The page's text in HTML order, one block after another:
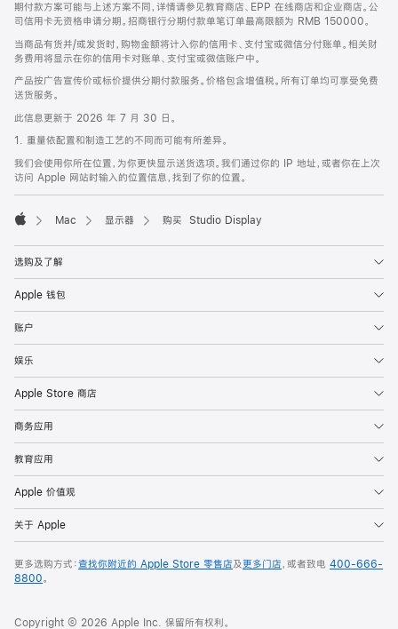
期付款方案可能与上述方案不同，详情请参见教育商店、EPP 在线商店和企业商店。公
司信用卡无资格申请分期。招商银行分期付款单笔订单最高限额为 RMB 150000。
当商品有货并/或发货时，购物金额将计入你的信用卡、支付宝或微信分付账单。相关财
务费用将显示在你的信用卡对账单、支付宝或微信账户中。
产品按广告宣传价或标价提供分期付款服务。价格包含增值税。所有订单均可享受免费
送货服务。
此信息更新于 2026 年 7 月 30 日。
1. 重量依配置和制造工艺的不同而可能有所差异。
我们会使用你所在位置，为你更快显示送货选项。我们通过你的 IP 地址，或者你在上次
访问 Apple 网站时输入的位置信息，找到了你的位置。
Mac 显示器 购买 Studio Display
选购及了解
Apple 钱包
账户
娱乐
Apple Store 商店
商务应用
教育应用
Apple 价值观
关于 Apple
更多选购方式：查找你附近的 Apple Store 零售店及更多门店，或者致电 400-666-
8800。
Copyright © 2026 Apple Inc. 保留所有权利。